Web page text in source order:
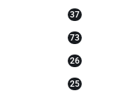
37
73
26
25